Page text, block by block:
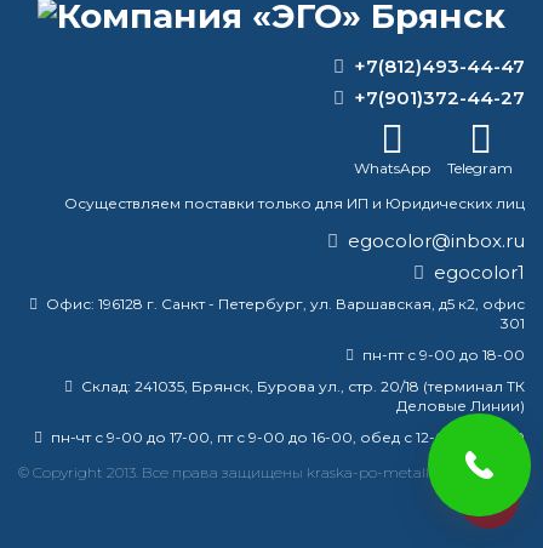
ВОПРОС-ОТВЕТ
Удаляет ли растворитель латексную
непосредственно на ржавчину?
Сколько сохнет разбавитель?
краска эмаль купить грунт
металла
+7(812)493-44-47
+7(901)372-44-27
WhatsApp
Telegram
Осуществляем поставки только для ИП и Юридических лиц
egocolor@inbox.ru
egocolor1
Офис: 196128 г. Санкт - Петербург, ул. Варшавская, д5 к2, офис
301
пн-пт с 9-00 до 18-00
Склад: 241035, Брянск, Бурова ул., стр. 20/18 (терминал ТК
Деловые Линии)
пн-чт с 9-00 до 17-00, пт с 9-00 до 16-00, обед с 12-00 до 13-00
© Copyright 2013. Все права защищены kraska-po-metallu-bryansk.ru